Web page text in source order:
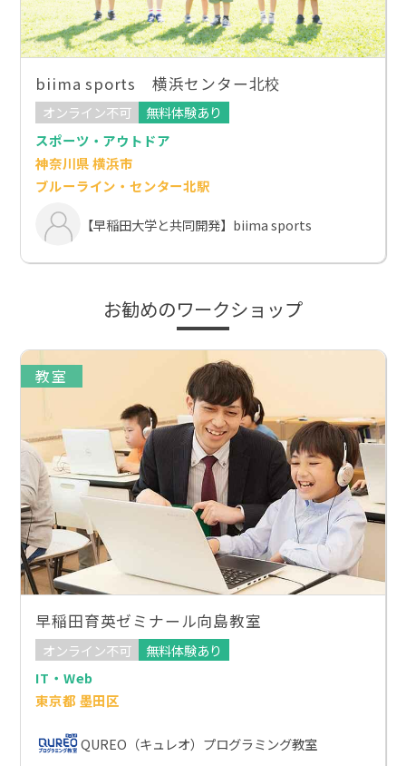
biima sports 横浜センター北校
オンライン不可
無料体験あり
スポーツ・アウトドア
神奈川県 横浜市
ブルーライン・センター北駅
【早稲田大学と共同開発】biima sports
お勧めのワークショップ
教室
早稲田育英ゼミナール向島教室
オンライン不可
無料体験あり
IT・Web
東京都 墨田区
QUREO（キュレオ）プログラミング教室